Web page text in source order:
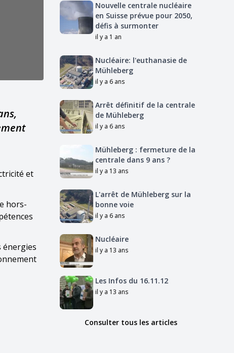
et
hors-
énergies
Nouvelle centrale nucléaire
en Suisse prévue pour 2050,
défis à surmonter
il y a 1 an
Nucléaire: l'euthanasie de
Mühleberg
il y a 6 ans
Arrêt définitif de la centrale
de Mühleberg
il y a 6 ans
Mühleberg : fermeture de la
centrale dans 9 ans ?
il y a 13 ans
L'arrêt de Mühleberg sur la
bonne voie
il y a 6 ans
Nucléaire
il y a 13 ans
Les Infos du 16.11.12
il y a 13 ans
Consulter tous les articles